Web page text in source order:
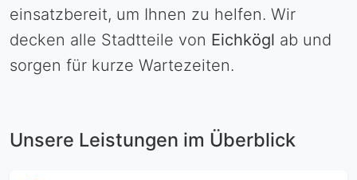
einsatzbereit, um Ihnen zu helfen. Wir
decken alle Stadtteile von Eichkögl ab und
sorgen für kurze Wartezeiten.
Unsere Leistungen im Überblick